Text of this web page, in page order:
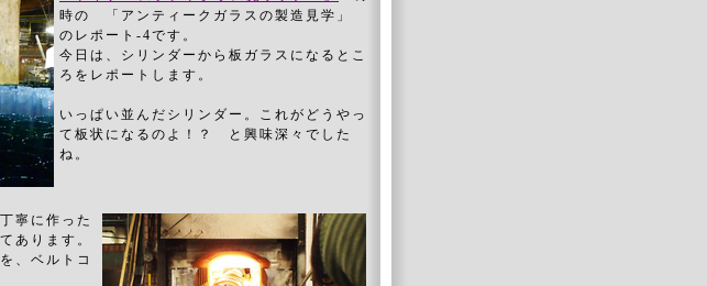
時の 「アンティークガラスの製造見学」
のレポート-4です。
今日は、シリンダーから板ガラスになるとこ
ろをレポートします。
いっぱい並んだシリンダー。これがどうやっ
て板状になるのよ！？ と興味深々でした
ね。
寧に作った
あります。
、ベルトコ